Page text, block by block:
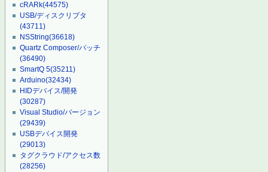
cRARk(44575)
USB/ディスクリプタ
(43711)
NSString(36618)
Quartz Composer/パッチ
(36490)
SmartQ 5(35211)
Arduino(32434)
HIDデバイス/開発
(30287)
Visual Studio/バージョン
(29439)
USBデバイス開発
(29013)
タグクラウド/アクセス数
(28256)